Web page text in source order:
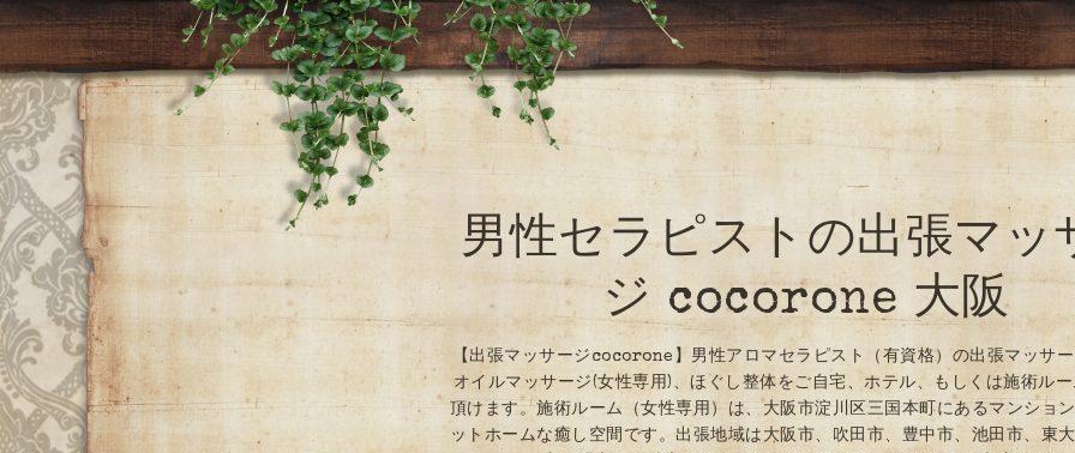
男性セラピストの出張マッ
ジ cocorone 大阪
【出張マッサージcocorone】男性アロマセラピスト（有資格）の出張マッサ
オイルマッサージ(女性専用)、ほぐし整体をご自宅、ホテル、もしくは施術ル
頂けます。施術ルーム（女性専用）は、大阪市淀川区三国本町にあるマンショ
ットホームな癒し空間です。出張地域は大阪市、吹田市、豊中市、池田市、東